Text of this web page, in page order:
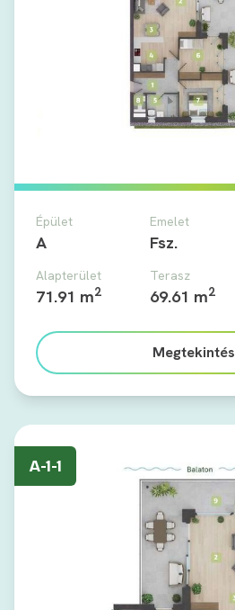
Épület
A
Emelet
Fsz.
Alapterület
71.91 m2
Terasz
69.61 m2
Megtekintés
A-1-1